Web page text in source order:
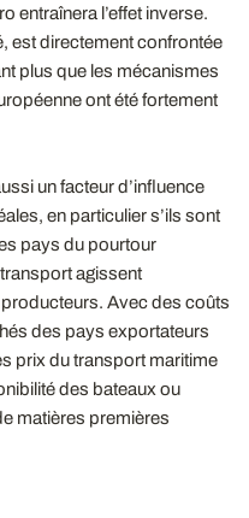
entraînera l’effet inverse.
est directement confrontée
plus que les mécanismes
ont été fortement
un facteur d’influence
en particulier s’ils sont
pays du pourtour
agissent
Avec des coûts
des pays exportateurs
prix du transport maritime
des bateaux ou
matières premières